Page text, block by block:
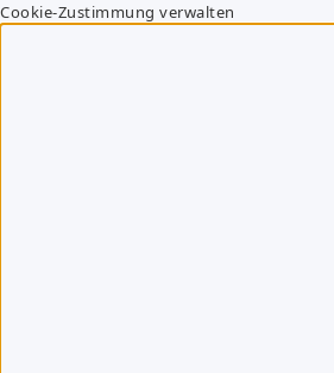
Cookie-Zustimmung verwalten